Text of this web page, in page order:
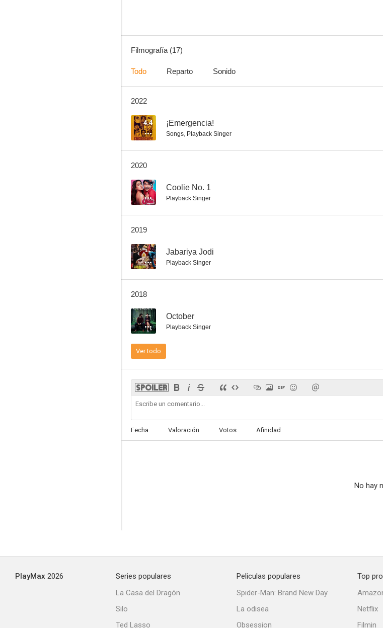
Filmografía (17)
Todo Reparto Sonido
2022
4.4 ¡Emergencia!
Songs, Playback Singer
2020
-- Coolie No. 1
Playback Singer
2019
-- Jabariya Jodi
Playback Singer
2018
-- October
Playback Singer
Ver todo
Fecha Valoración Votos Afinidad
No hay
PlayMax 2026
Series populares
La Casa del Dragón
Silo
Ted Lasso
Peliculas populares
Spider-Man: Brand New Day
La odisea
Obsession
Top
Netflix
Filmin